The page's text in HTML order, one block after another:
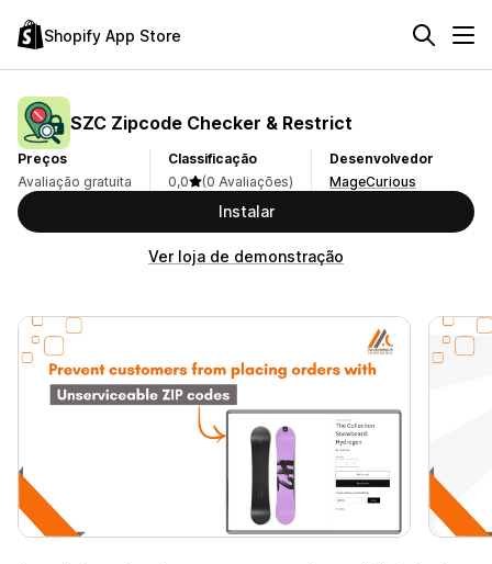
Shopify App Store
SZC Zipcode Checker & Restrict
Preços
Avaliação gratuita
Classificação
0,0
(0 Avaliações)
Desenvolvedor
MageCurious
Instalar
Ver loja de demonstração